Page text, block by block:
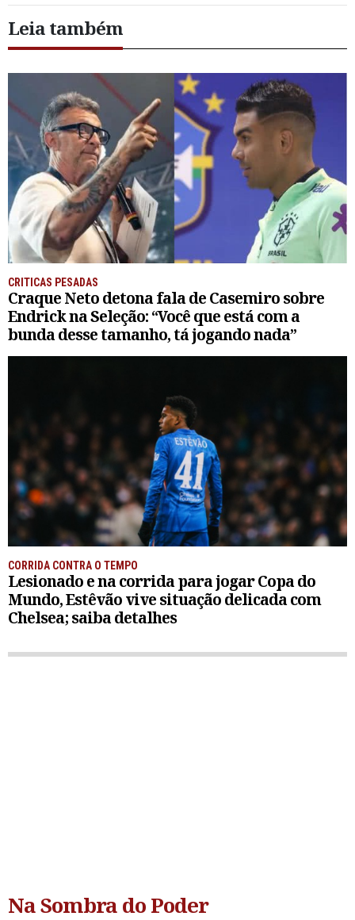
Leia também
CRITICAS PESADAS
Craque Neto detona fala de Casemiro sobre
Endrick na Seleção: “Você que está com a
bunda desse tamanho, tá jogando nada”
CORRIDA CONTRA O TEMPO
Lesionado e na corrida para jogar Copa do
Mundo, Estêvão vive situação delicada com
Chelsea; saiba detalhes
Na Sombra do Poder